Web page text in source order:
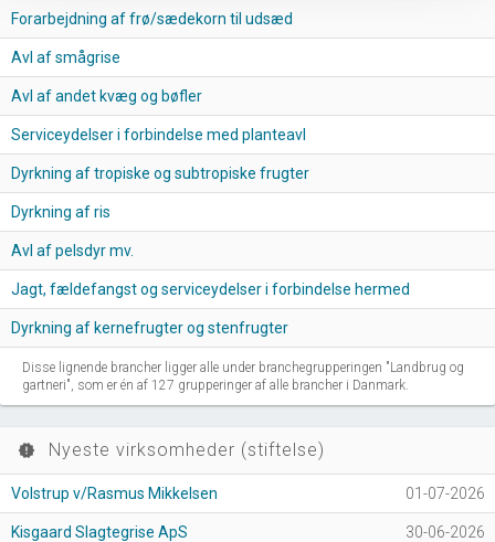
Forarbejdning af frø/sædekorn til udsæd
Avl af smågrise
Avl af andet kvæg og bøfler
Serviceydelser i forbindelse med planteavl
Dyrkning af tropiske og subtropiske frugter
Dyrkning af ris
Avl af pelsdyr mv.
Jagt, fældefangst og serviceydelser i forbindelse hermed
Dyrkning af kernefrugter og stenfrugter
Disse lignende brancher ligger alle under branchegrupperingen "Landbrug og
gartneri", som er én af 127 grupperinger af alle brancher i Danmark.
new_releases Nyeste virksomheder (stiftelse)
Volstrup v/Rasmus Mikkelsen 01-07-2026
Kisgaard Slagtegrise ApS 30-06-2026